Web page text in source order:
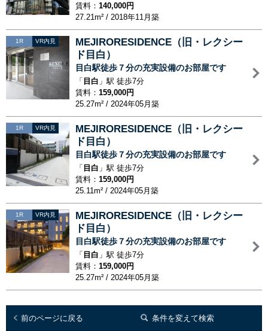
賃料： 140,000円
27.21m² / 2018年11月築
1R VR内見
MEJIRORESIDENCE（旧・レクシー
ド目白）
目白駅徒歩７分の充実設備のお部屋です
「 目白 」駅 徒歩7分
賃料： 159,000円
25.27m² / 2024年05月築
1R VR内見
MEJIRORESIDENCE（旧・レクシー
ド目白）
目白駅徒歩７分の充実設備のお部屋です
「 目白 」駅 徒歩7分
賃料： 159,000円
25.11m² / 2024年05月築
1R VR内見
MEJIRORESIDENCE（旧・レクシー
ド目白）
目白駅徒歩７分の充実設備のお部屋です
「 目白 」駅 徒歩7分
賃料： 159,000円
25.27m² / 2024年05月築
前のページに戻る 条件を変えて検索